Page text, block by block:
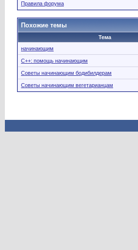
Правила форума
Похожие темы
Тема
начинающим
C++: помощь начинающим
Советы начинающим бодибилдерам
Советы начинающим вегетарианцам